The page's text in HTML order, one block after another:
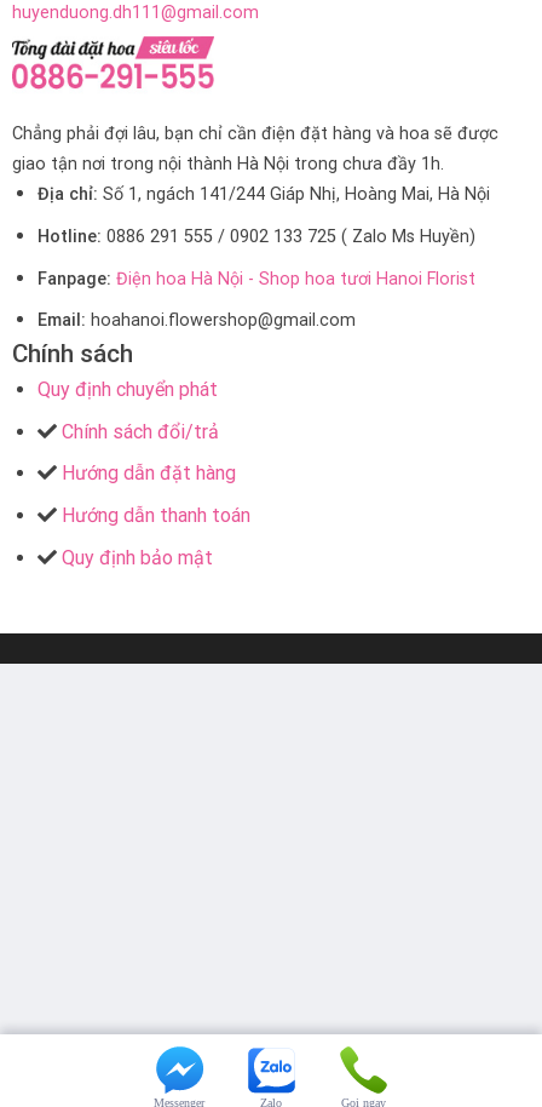
huyenduong.dh111@gmail.com
Chẳng phải đợi lâu, bạn chỉ cần điện đặt hàng và hoa sẽ được
giao tận nơi trong nội thành Hà Nội trong chưa đầy 1h.
Địa chỉ: Số 1, ngách 141/244 Giáp Nhị, Hoàng Mai, Hà Nội
Hotline: 0886 291 555 / 0902 133 725 ( Zalo Ms Huyền)
Fanpage: Điện hoa Hà Nội - Shop hoa tươi Hanoi Florist
Email: hoahanoi.flowershop@gmail.com
Chính sách
Quy định chuyển phát
Chính sách đổi/trả
Hướng dẫn đặt hàng
Hướng dẫn thanh toán
Quy định bảo mật
Gọi ngay
Zalo
Messenger